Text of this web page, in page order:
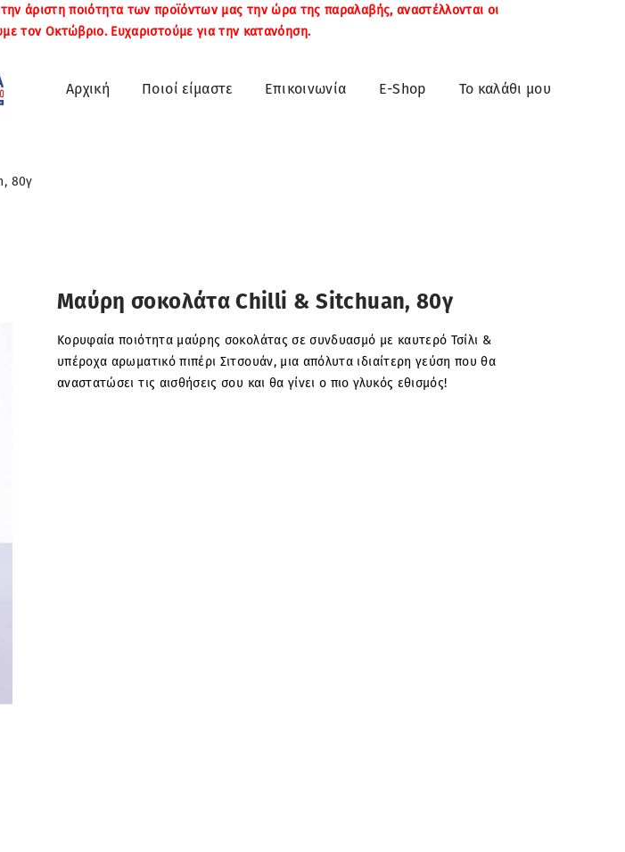
άριστη ποιότητα των προϊόντων μας την ώρα της παραλαβής, αναστέλλονται οι
τον Οκτώβριο. Ευχαριστούμε για την κατανόηση.
Αρχική Ποιοί είμαστε Επικοινωνία E-Shop Το καλάθι μου
80γ
Mαύρη σοκολάτα Chilli & Sitchuan, 80γ
Κορυφαία ποιότητα μαύρης σοκολάτας σε συνδυασμό με καυτερό Τσίλι &
υπέροχα αρωματικό πιπέρι Σιτσουάν, μια απόλυτα ιδιαίτερη γεύση που θα
αναστατώσει τις αισθήσεις σου και θα γίνει ο πιο γλυκός εθισμός!